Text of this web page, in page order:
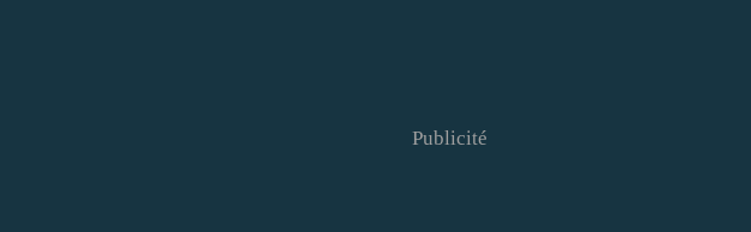
Publicité